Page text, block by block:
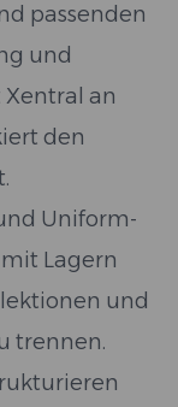
passenden
und
an
den
Uniform-
Lagern
und
trennen.